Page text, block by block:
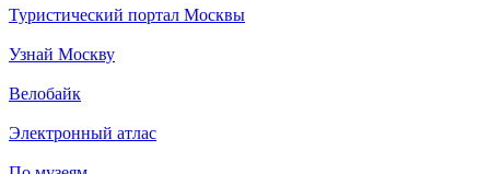
Туристический портал Москвы
Узнай Москву
Велобайк
Электронный атлас